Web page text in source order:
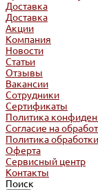
Доставка
Доставка
Акции
Компания
Новости
Статьи
Отзывы
Вакансии
Сотрудники
Сертификаты
Политика
Согласие на
Политика
Оферта
Сервисный центр
Контакты
Поиск